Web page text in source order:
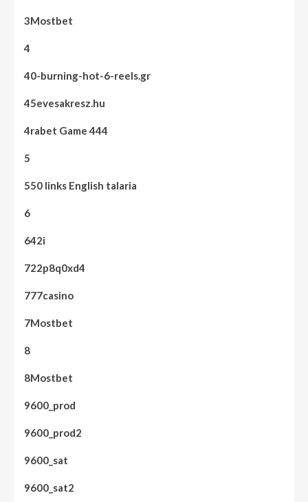
3Mostbet
4
40-burning-hot-6-reels.gr
45evesakresz.hu
4rabet Game 444
5
550 links English talaria
6
642i
722p8q0xd4
777casino
7Mostbet
8
8Mostbet
9600_prod
9600_prod2
9600_sat
9600_sat2